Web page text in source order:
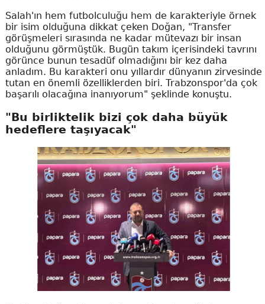
Salah'ın hem futbolculuğu hem de karakteriyle örnek
bir isim olduğuna dikkat çeken Doğan, "Transfer
görüşmeleri sırasında ne kadar mütevazı bir insan
olduğunu görmüştük. Bugün takım içerisindeki tavrını
görünce bunun tesadüf olmadığını bir kez daha
anladım. Bu karakteri onu yıllardır dünyanın zirvesinde
tutan en önemli özelliklerden biri. Trabzonspor'da çok
başarılı olacağına inanıyorum" şeklinde konuştu.
"Bu birliktelik bizi çok daha büyük
hedeflere taşıyacak"